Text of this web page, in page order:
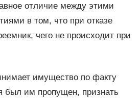
отличие между этими
в том, что при отказе
чего не происходит при
имущество по факту
был им пропущен, признать